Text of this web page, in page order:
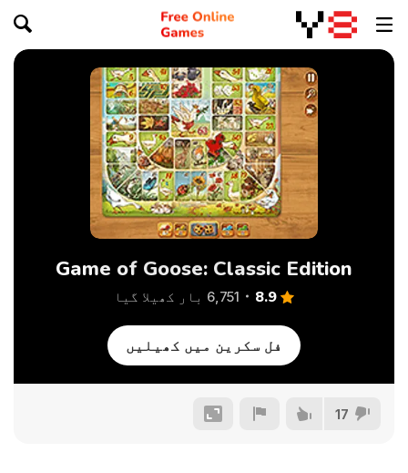
Game of Goose: Classic Edition
8.9 6,751 بار کھیلا گیا
فل سکرین میں کھیلیں
17